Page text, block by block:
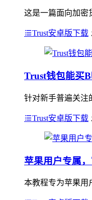
这是一篇面向加密
Trust安卓版下载
Trust钱包能买
针对新手普遍关注
Trust安卓版下载
苹果用户专属
本教程专为苹果用